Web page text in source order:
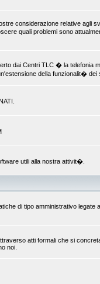
considerazione relative agli
quali problemi sono
dai Centri TLC � la telefonia
della funzionalit�
utili alla nostra attivit�.
di tipo amministrativo
atti formali che si
noi.